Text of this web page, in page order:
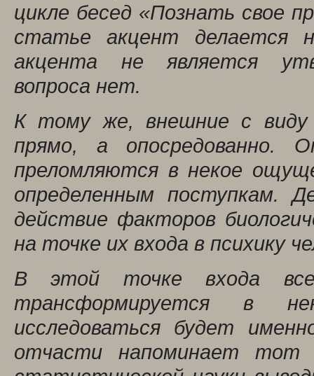
цикле бесед «Познать свое
статье акцент делается
акцента не является
вопроса нет.
К тому же, внешние с
прямо, а опосредованно.
преломляются в некое
определенным поступкам.
действие факторов
на точке их входа в психику
В этой точке входа все
трансформируется в
исследоваться будет
отчасти напоминает тот